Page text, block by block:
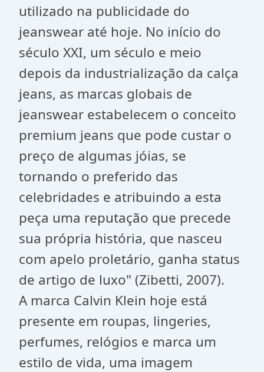
utilizado na publicidade do
jeanswear até hoje. No início do
século XXI, um século e meio
depois da industrialização da calça
jeans, as marcas globais de
jeanswear estabelecem o conceito
premium jeans que pode custar o
preço de algumas jóias, se
tornando o preferido das
celebridades e atribuindo a esta
peça uma reputação que precede
sua própria história, que nasceu
com apelo proletário, ganha status
de artigo de luxo" (Zibetti, 2007).
A marca Calvin Klein hoje está
presente em roupas, lingeries,
perfumes, relógios e marca um
estilo de vida, uma imagem